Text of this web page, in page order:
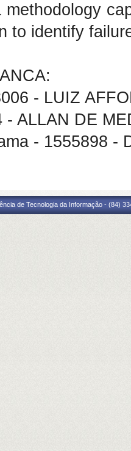
to identify
- LUIZ
- ALLAN DE
- 1555898 -
de Tecnologia da Informação - (84)